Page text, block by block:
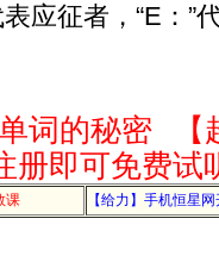
应征者，“E：”
词的秘密
册即可免费试
课 【给力】手机恒星